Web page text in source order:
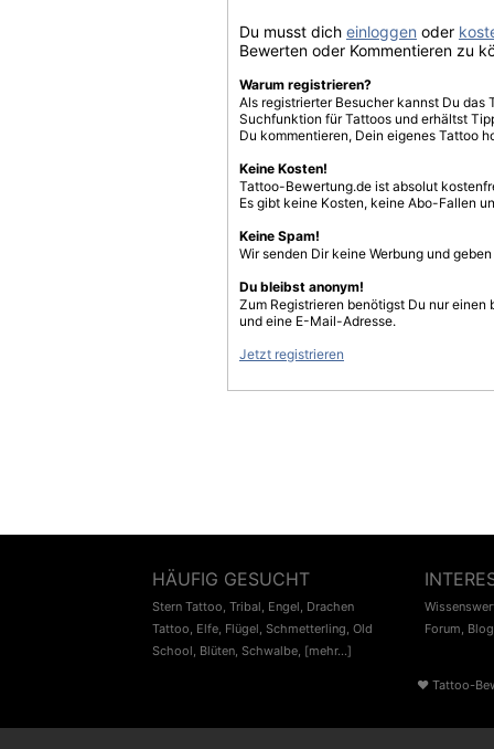
Du musst dich einloggen oder
Bewerten oder Kommentieren zu
Warum registrieren?
Als registrierter Besucher kannst Du
Suchfunktion für Tattoos und erhältst
Du kommentieren, Dein eigenes Tattoo
Keine Kosten!
Tattoo-Bewertung.de ist absolut
Es gibt keine Kosten, keine Abo-Fallen
Keine Spam!
Wir senden Dir keine Werbung und
Du bleibst anonym!
Zum Registrieren benötigst Du nur einen
und eine E-Mail-Adresse.
Jetzt registrieren
HÄUFIG GESUCHT
Stern Tattoo, Tribal, Engel, Drachen
Tattoo, Elfe, Flügel, Schmetterling, Old
School, Blüten, Schwalbe, [mehr...]
Forum, Blog
♥ Tattoo-